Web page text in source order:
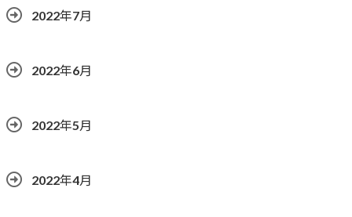
2022年7月
2022年6月
2022年5月
2022年4月